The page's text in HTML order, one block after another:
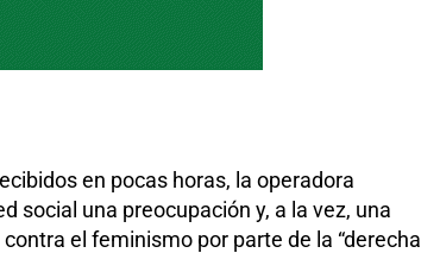
en pocas horas, la operadora
social una preocupación y, a la vez, una
el feminismo por parte de la “derecha